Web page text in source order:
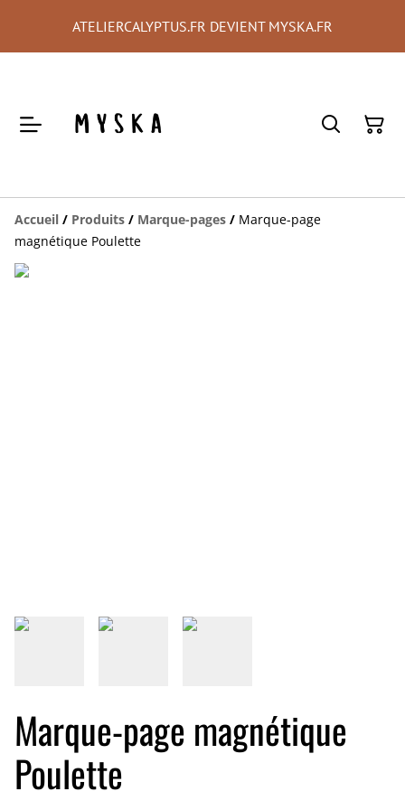
ATELIERCALYPTUS.FR DEVIENT MYSKA.FR
Accueil / Produits / Marque-pages / Marque-page
magnétique Poulette
Marque-page magnétique
Poulette